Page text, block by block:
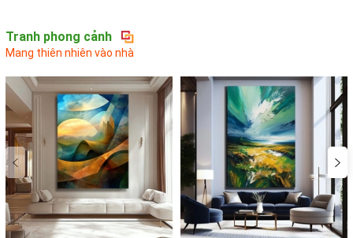
Tranh phong cảnh
Mang thiên nhiên vào nhà